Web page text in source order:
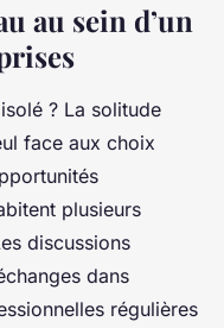
au sein d’un
? La solitude
face aux choix
plusieurs
discussions
dans
régulières